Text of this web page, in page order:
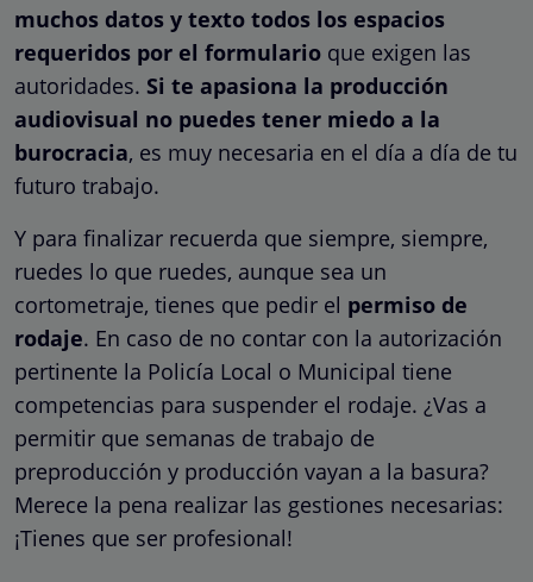
muchos datos y texto todos los espacios
requeridos por el formulario que exigen las
autoridades. Si te apasiona la producción
audiovisual no puedes tener miedo a la
burocracia, es muy necesaria en el día a día de tu
futuro trabajo.
Y para finalizar recuerda que siempre, siempre,
ruedes lo que ruedes, aunque sea un
cortometraje, tienes que pedir el permiso de
rodaje. En caso de no contar con la autorización
pertinente la Policía Local o Municipal tiene
competencias para suspender el rodaje. ¿Vas a
permitir que semanas de trabajo de
preproducción y producción vayan a la basura?
Merece la pena realizar las gestiones necesarias:
¡Tienes que ser profesional!